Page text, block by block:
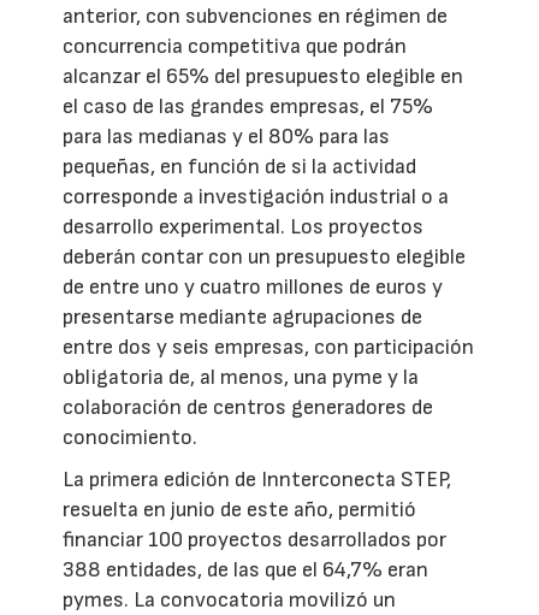
anterior, con subvenciones en régimen de
concurrencia competitiva que podrán
alcanzar el 65% del presupuesto elegible en
el caso de las grandes empresas, el 75%
para las medianas y el 80% para las
pequeñas, en función de si la actividad
corresponde a investigación industrial o a
desarrollo experimental. Los proyectos
deberán contar con un presupuesto elegible
de entre uno y cuatro millones de euros y
presentarse mediante agrupaciones de
entre dos y seis empresas, con participación
obligatoria de, al menos, una pyme y la
colaboración de centros generadores de
conocimiento.
La primera edición de Innterconecta STEP,
resuelta en junio de este año, permitió
financiar 100 proyectos desarrollados por
388 entidades, de las que el 64,7% eran
pymes. La convocatoria movilizó un